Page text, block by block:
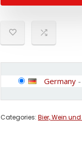
Germany -
Categories: Bier, Wein